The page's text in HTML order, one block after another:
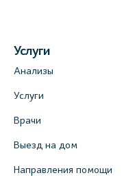
Услуги
Анализы
Услуги
Врачи
Выезд на дом
Направления помощи